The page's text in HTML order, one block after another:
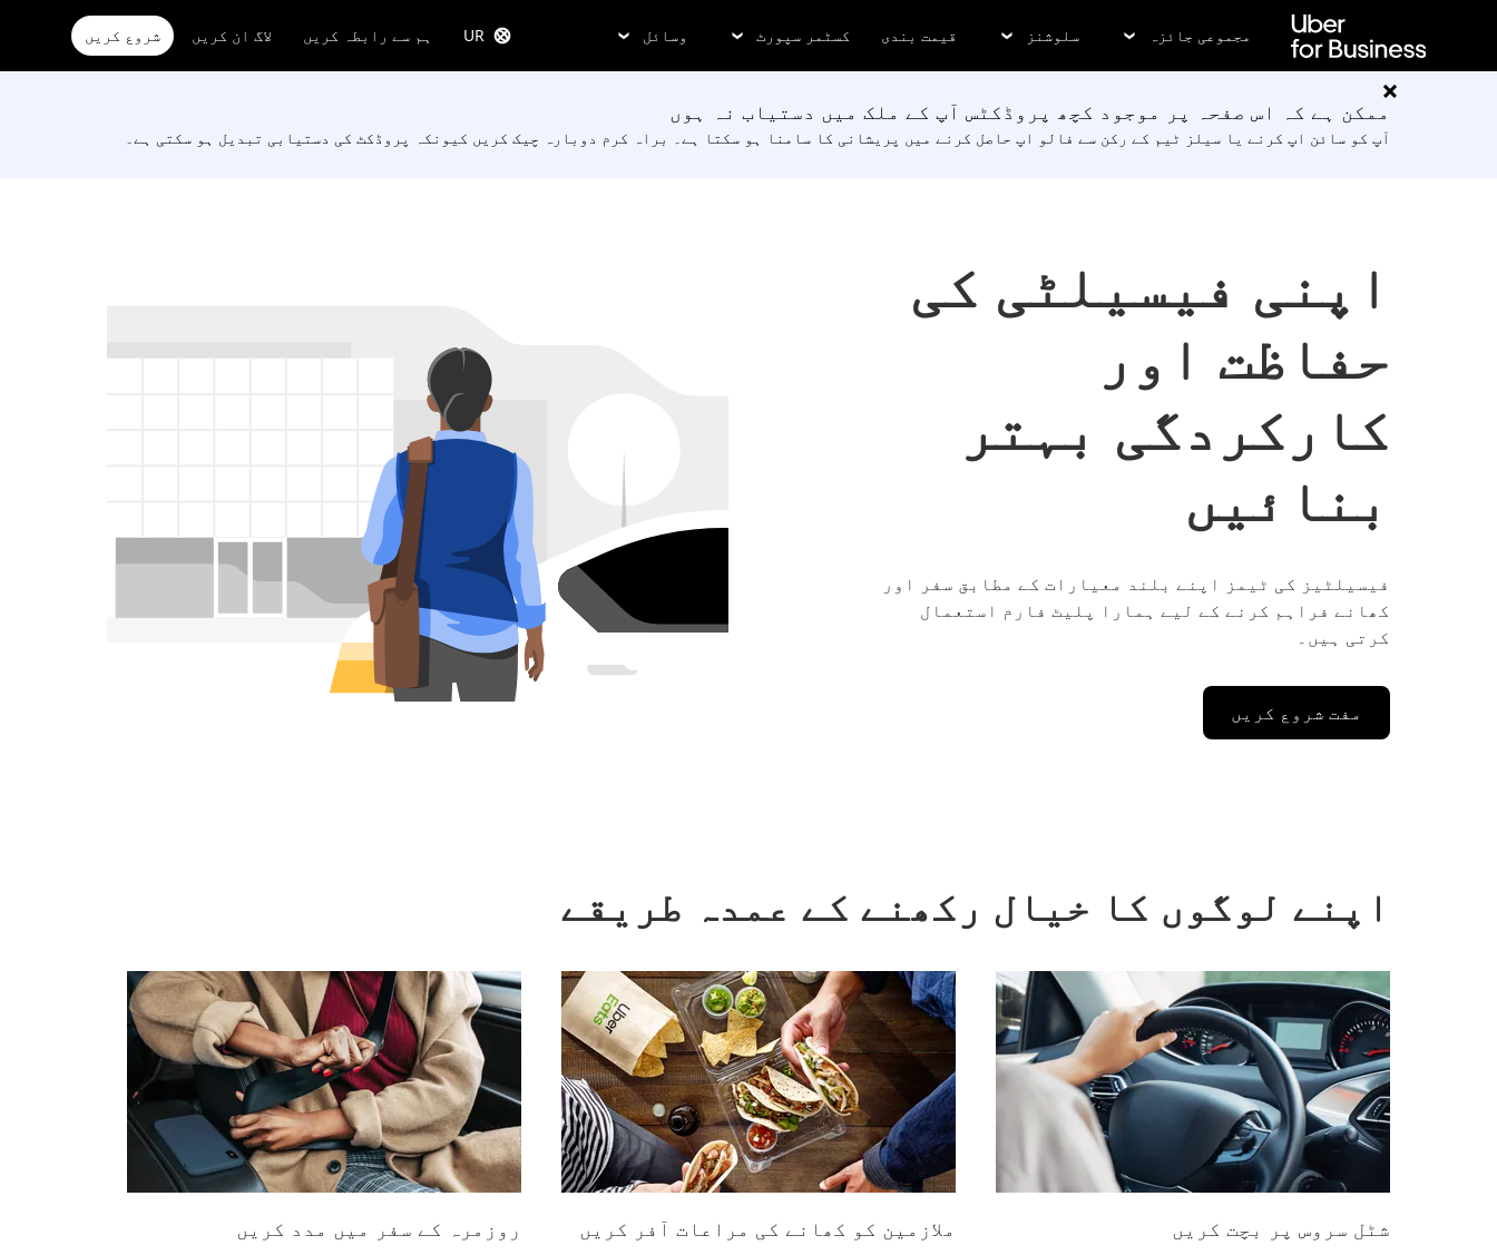
جائیں
مجموعی جائزہ سلوشنز قیمت بندی کسٹمر سپورٹ وسائل UR ہم سے رابطہ کریں لاگ ان کریں شروع کریں
ممکن ہے کہ اس صفحہ پر موجود کچھ پروڈکٹس آپ کے ملک میں دستیاب نہ ہوں
آپ کو سائن اپ کرنے یا سیلز ٹیم کے رکن سے فالو اپ حاصل کرنے میں پریشانی کا سامنا ہو سکتا ہے۔ براہ کرم دوبارہ چیک کریں کیونکہ پروڈکٹ کی دستیابی تبدیل ہو سکتی ہے۔
اپنی فیسیلٹی کی
حفاظت اور
کارکردگی بہتر
بنائیں
فیسیلٹیز کی ٹیمز اپنے بلند معیارات کے مطابق سفر اور
کھانے فراہم کرنے کے لیے ہمارا پلیٹ فارم استعمال
کرتی ہیں۔
مفت شروع کریں
اپنے لوگوں کا خیال رکھنے کے عمدہ طریقے
شٹل سروس پر بچت کریں ملازمین کو کھانے کی مراعات آفر کریں روزمرہ کے سفر میں مدد کریں